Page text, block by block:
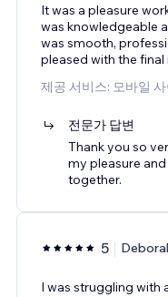
It was a pleasure
was knowledgeable
was smooth,
pleased with the
제공 서비스: 모바일
전문가 답변
Thank you so
my pleasure
together.
5
I was struggling with